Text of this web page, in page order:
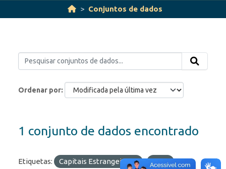
Conjuntos de dados
Ordenar por
1 conjunto de dados encontrado
Etiquetas: Capitais Estrangeiros
IED